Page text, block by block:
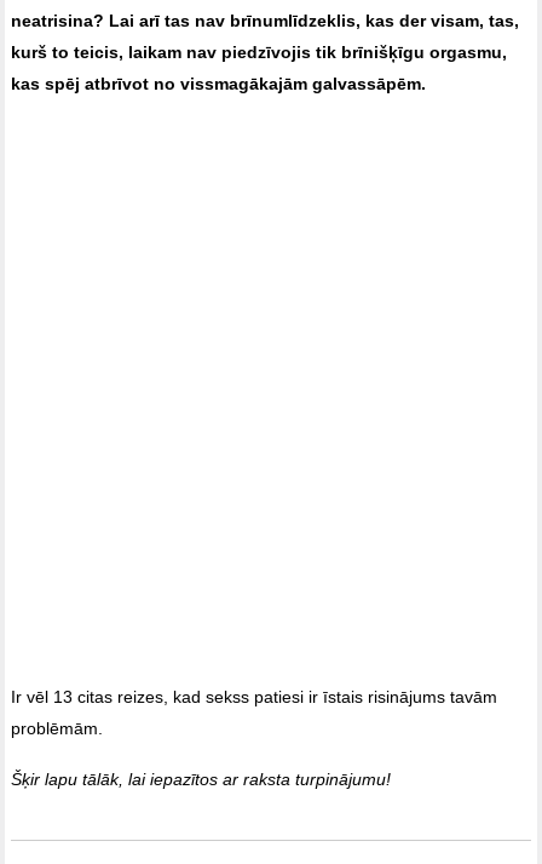
neatrisina? Lai arī tas nav brīnumlīdzeklis, kas der visam, tas,
kurš to teicis, laikam nav piedzīvojis tik brīnišķīgu orgasmu,
kas spēj atbrīvot no vissmagākajām galvassāpēm.
Ir vēl 13 citas reizes, kad sekss patiesi ir īstais risinājums tavām
problēmām.
Šķir lapu tālāk, lai iepazītos ar raksta turpinājumu!